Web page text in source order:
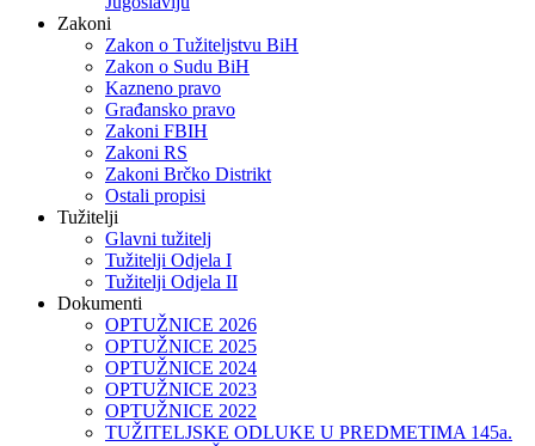
Zakoni
Zakon o Тužiteljstvu BiH
Zakon o Sudu BiH
Kazneno pravo
Građansko pravo
Zakoni FBIH
Zakoni RS
Zakoni Brčko Distrikt
Ostali propisi
Tužitelji
Glavni tužitelj
Tužitelji Odjela I
Tužitelji Odjela II
Dokumenti
OPTUŽNICE 2026
OPTUŽNICE 2025
OPTUŽNICE 2024
OPTUŽNICE 2023
OPTUŽNICE 2022
TUŽITELJSKE ODLUKE U PREDMETIMA 145a.